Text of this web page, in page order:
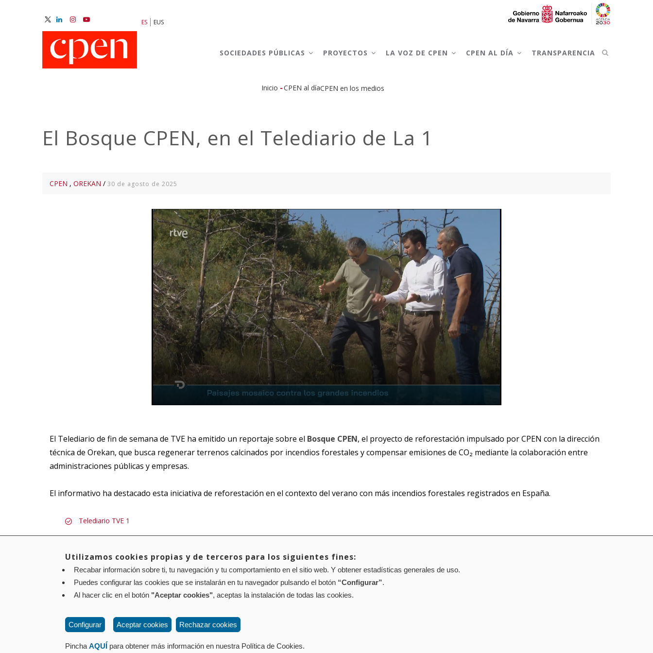
ES EUS
NAVIGATION
SOCIEDADES PÚBLICAS PROYECTOS LA VOZ DE CPEN CPEN AL DÍA TRANSPARENCIA
de
navegación
Inicio -CPEN al díaCPEN en los medios
El Bosque CPEN, en el Telediario de La 1
CPEN , OREKAN / 30 de agosto de 2025
El Telediario de fin de semana de TVE ha emitido un reportaje sobre el Bosque CPEN, el proyecto de reforestación impulsado por CPEN con la dirección
técnica de Orekan, que busca regenerar terrenos calcinados por incendios forestales y compensar emisiones de CO₂ mediante la colaboración entre
administraciones públicas y empresas.
El informativo ha destacado esta iniciativa de reforestación en el contexto del verano con más incendios forestales registrados en España.
Telediario TVE 1
Aviso legal Política de privacidad Política de cookies Mapa web Configuración de cookies
: Paseo de Sarasate nº 38, 2º Dcha - 31001 Pamplona (Navarra) Tel.: 848 42 08 72 corporacion@cpen.es
Utilizamos cookies propias y de terceros para los siguientes fines:
Recabar información sobre ti, tu navegación y tu comportamiento en el sitio web. Y obtener estadísticas generales de uso.
Puedes configurar las cookies que se instalarán en tu navegador pulsando el botón “Configurar”.
Al hacer clic en el botón "Aceptar cookies", aceptas la instalación de todas las cookies.
Configurar Aceptar cookies Rechazar cookies
PinchaAQUÍ para obtener más información en nuestra Política de Cookies.